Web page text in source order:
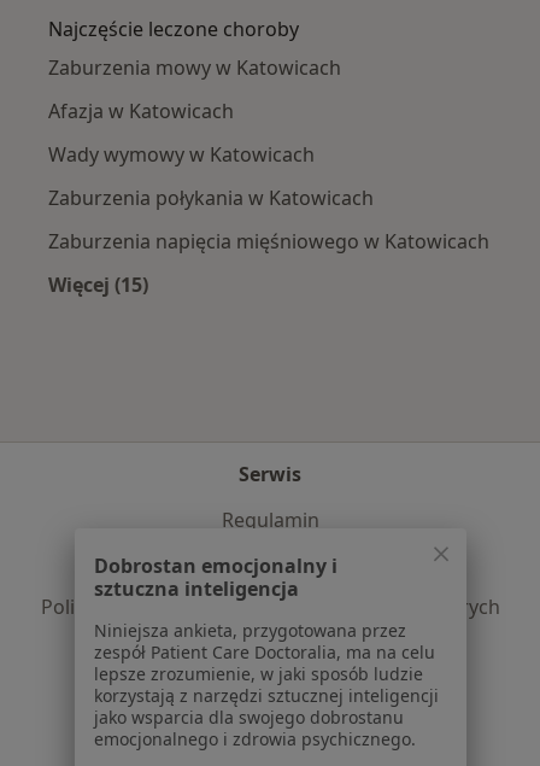
Najczęście leczone choroby
Zaburzenia mowy w Katowicach
Afazja w Katowicach
Wady wymowy w Katowicach
Zaburzenia połykania w Katowicach
Zaburzenia napięcia mięśniowego w Katowicach
Więcej (15)
Serwis
Regulamin
Polityka prywatności profesjonalistów
Polityka prywatności dla profesjonalistów, których
dane pozyskaliśmy samodzielnie
Polityka cookies
Jak działają wyniki wyszukiwania
Dostępność
O nas
Dobrostan emocjonalny i
sztuczna inteligencja
Niniejsza ankieta, przygotowana przez
zespół Patient Care Doctoralia, ma na celu
lepsze zrozumienie, w jaki sposób ludzie
korzystają z narzędzi sztucznej inteligencji
jako wsparcia dla swojego dobrostanu
emocjonalnego i zdrowia psychicznego.